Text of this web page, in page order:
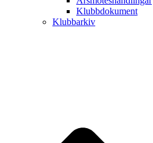
Klubbdokument
Klubbarkiv